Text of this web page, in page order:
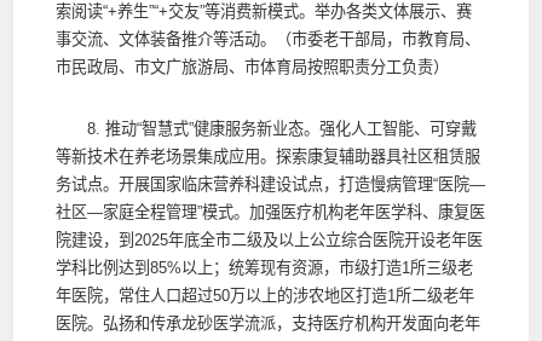
索阅读“+养生”“+交友”等消费新模式。举办各类文体展示、赛
事交流、文体装备推介等活动。（市委老干部局，市教育局、
市民政局、市文广旅游局、市体育局按照职责分工负责）
8. 推动“智慧式”健康服务新业态。强化人工智能、可穿戴
等新技术在养老场景集成应用。探索康复辅助器具社区租赁服
务试点。开展国家临床营养科建设试点，打造慢病管理“医院—
社区—家庭全程管理”模式。加强医疗机构老年医学科、康复医
院建设，到2025年底全市二级及以上公立综合医院开设老年医
学科比例达到85%以上；统筹现有资源，市级打造1所三级老
年医院，常住人口超过50万以上的涉农地区打造1所二级老年
医院。弘扬和传承龙砂医学流派，支持医疗机构开发面向老年